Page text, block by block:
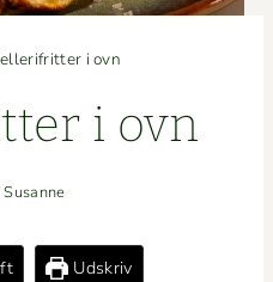
i ovn
i ovn
Susanne
Udskriv